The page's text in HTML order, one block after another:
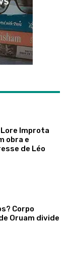
Lore Improta
obra e
de Léo
Corpo
Oruam divide